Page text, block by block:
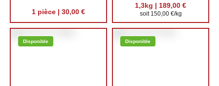
1 pièce | 30,00 €
1,3kg | 189,00 €
soit 150,00 €/kg
Disponible Disponible